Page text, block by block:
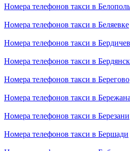
Номера телефонов такси в
Номера телефонов такси в Беляевке
Номера телефонов такси в
Номера телефонов такси в
Номера телефонов такси в Берегово
Номера телефонов такси в
Номера телефонов такси в Березани
Номера телефонов такси в Бершади